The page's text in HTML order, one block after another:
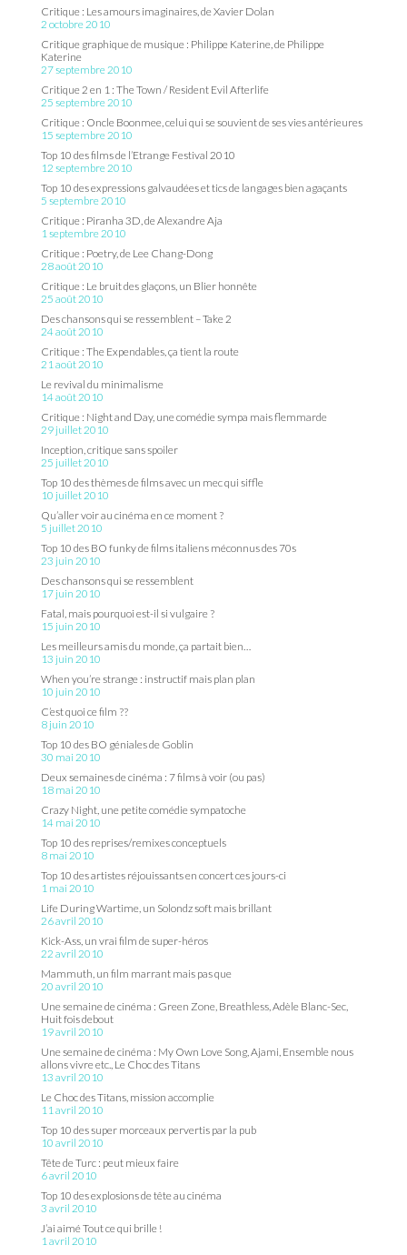
Critique : Les amours imaginaires, de Xavier Dolan
2 octobre 2010
Critique graphique de musique : Philippe Katerine, de Philippe
Katerine
27 septembre 2010
Critique 2 en 1 : The Town / Resident Evil Afterlife
25 septembre 2010
Critique : Oncle Boonmee, celui qui se souvient de ses vies antérieures
15 septembre 2010
Top 10 des films de l’Etrange Festival 2010
12 septembre 2010
Top 10 des expressions galvaudées et tics de langages bien agaçants
5 septembre 2010
Critique : Piranha 3D, de Alexandre Aja
1 septembre 2010
Critique : Poetry, de Lee Chang-Dong
28 août 2010
Critique : Le bruit des glaçons, un Blier honnête
25 août 2010
Des chansons qui se ressemblent – Take 2
24 août 2010
Critique : The Expendables, ça tient la route
21 août 2010
Le revival du minimalisme
14 août 2010
Critique : Night and Day, une comédie sympa mais flemmarde
29 juillet 2010
Inception, critique sans spoiler
25 juillet 2010
Top 10 des thèmes de films avec un mec qui siffle
10 juillet 2010
Qu’aller voir au cinéma en ce moment ?
5 juillet 2010
Top 10 des BO funky de films italiens méconnus des 70s
23 juin 2010
Des chansons qui se ressemblent
17 juin 2010
Fatal, mais pourquoi est-il si vulgaire ?
15 juin 2010
Les meilleurs amis du monde, ça partait bien…
13 juin 2010
When you’re strange : instructif mais plan plan
10 juin 2010
C’est quoi ce film ??
8 juin 2010
Top 10 des BO géniales de Goblin
30 mai 2010
Deux semaines de cinéma : 7 films à voir (ou pas)
18 mai 2010
Crazy Night, une petite comédie sympatoche
14 mai 2010
Top 10 des reprises/remixes conceptuels
8 mai 2010
Top 10 des artistes réjouissants en concert ces jours-ci
1 mai 2010
Life During Wartime, un Solondz soft mais brillant
26 avril 2010
Kick-Ass, un vrai film de super-héros
22 avril 2010
Mammuth, un film marrant mais pas que
20 avril 2010
Une semaine de cinéma : Green Zone, Breathless, Adèle Blanc-Sec,
Huit fois debout
19 avril 2010
Une semaine de cinéma : My Own Love Song, Ajami, Ensemble nous
allons vivre etc., Le Choc des Titans
13 avril 2010
Le Choc des Titans, mission accomplie
11 avril 2010
Top 10 des super morceaux pervertis par la pub
10 avril 2010
Tête de Turc : peut mieux faire
6 avril 2010
Top 10 des explosions de tête au cinéma
3 avril 2010
J’ai aimé Tout ce qui brille !
1 avril 2010